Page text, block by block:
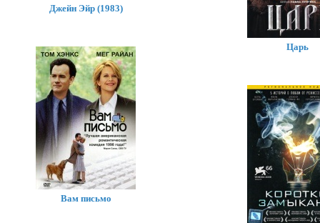
Царь
Джейн Эйр (1983)
Вам письмо